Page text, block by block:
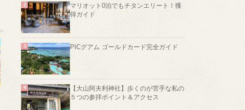
マリオット0泊でもチタンエリート！獲
得ガイド
PICグアム ゴールドカード完全ガイド
【大山阿夫利神社】歩くのが苦手な私の
５つの参拝ポイント＆アクセス